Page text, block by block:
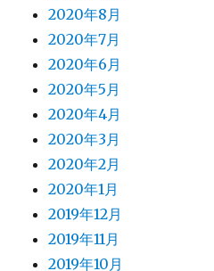
2020年8月
2020年7月
2020年6月
2020年5月
2020年4月
2020年3月
2020年2月
2020年1月
2019年12月
2019年11月
2019年10月